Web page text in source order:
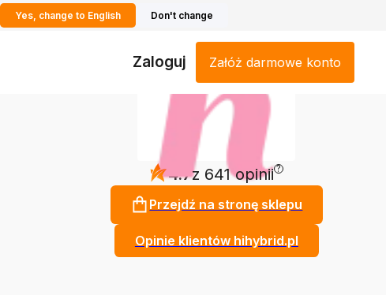
Yes, change to English Don't change
Zaloguj Załóż darmowe konto
4.7z 641 opinii ?
Przejdź na stronę sklepu
Opinie klientów hihybrid.pl